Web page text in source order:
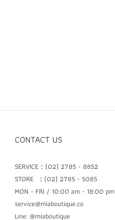
CONTACT US
SERVICE：(02) 2785 - 8852
STORE ：(02) 2785 - 5085
MON - FRI / 10:00 am - 18:00 pm
service@miaboutique.co
Line: @miaboutique